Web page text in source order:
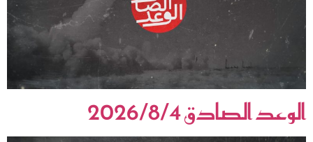
الوعد الصادق 2026/8/4